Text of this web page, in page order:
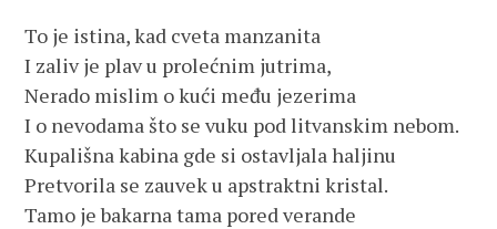
To je istina, kad cveta manzanita
I zaliv je plav u prolećnim jutrima,
Nerado mislim o kući među jezerima
I o nevodama što se vuku pod litvanskim nebom.
Kupališna kabina gde si ostavljala haljinu
Pretvorila se zauvek u apstraktni kristal.
Tamo je bakarna tama pored verande